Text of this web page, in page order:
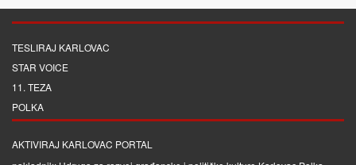
TESLIRAJ KARLOVAC
STAR VOICE
11. TEZA
POLKA
AKTIVIRAJ KARLOVAC PORTAL